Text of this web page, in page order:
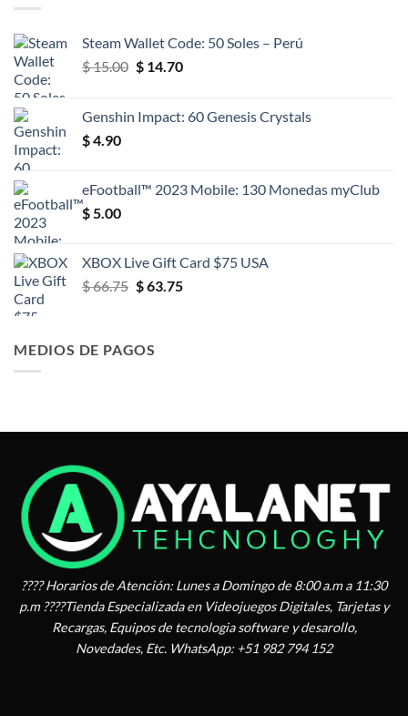
Steam Wallet Code: 50 Soles – Perú
$15.00 El
era:
$14.70El
es:
Genshin Impact: 60 Genesis Crystals
$4.90
eFootball™ 2023 Mobile: 130 Monedas myClub
$5.00
XBOX Live Gift Card $75 USA
$66.75 El
era:
$ 66.75.
$63.75El
MEDIOS DE PAGOS
???? Horarios de Atención: Lunes a Domingo de 8:00 a.m a 11:30
p.m ????Tienda Especializada en Videojuegos Digitales, Tarjetas y
Recargas, Equipos de tecnologia software y desarollo,
Novedades, Etc. WhatsApp: +51 982 794 152